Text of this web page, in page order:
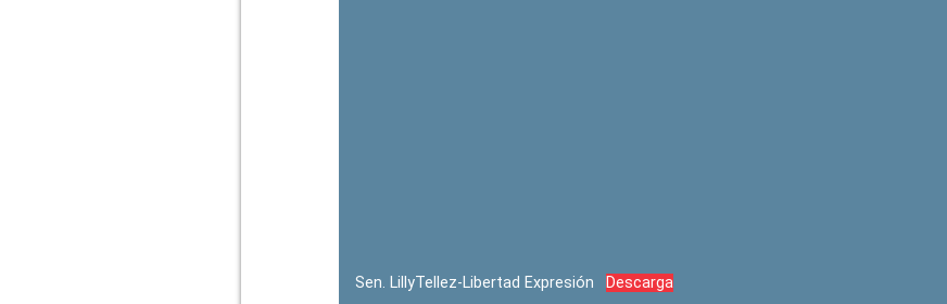
Sen. LillyTellez-Libertad Expresión Descarga